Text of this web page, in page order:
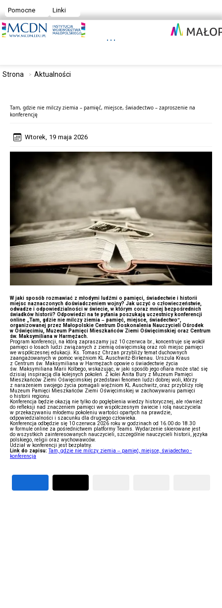
Pomocne Linki
Strona Aktualności
Tam, gdzie nie milczy ziemia – pamięć, miejsce, świadectwo – zaproszenie na
konferencję
Wtorek, 19 maja 2026
W jaki sposób rozmawiać z młodymi ludźmi o pamięci, świadectwie i historii
miejsc naznaczonych doświadczeniem wojny? Jak uczyć o człowieczeństwie,
odwadze i odpowiedzialności w świecie, w którym coraz mniej bezpośrednich
świadków historii? Odpowiedzi na te pytania poszukają uczestnicy konferencji
online „Tam, gdzie nie milczy ziemia – pamięć, miejsce, świadectwo”,
organizowanej przez Małopolskie Centrum Doskonalenia Nauczycieli Ośrodek
w Oświęcimiu, Muzeum Pamięci Mieszkańców Ziemi Oświęcimskiej oraz Centrum
św. Maksymiliana w Harmężach.
Program konferencji, na którą zapraszamy już 10 czerwca br., koncentruje się wokół
pamięci o losach ludzi związanych z ziemią oświęcimską oraz roli miejsc pamięci
we współczesnej edukacji. Ks. Tomasz Chrzan przybliży temat duchownych
zaangażowanych w pomoc więźniom KL Auschwitz-Birkenau. Urszula Kraus
z Centrum św. Maksymiliana w Harmężach opowie o świadectwie życia
św. Maksymiliana Marii Kolbego, wskazując, w jaki sposób jego ofiara może stać się
dzisiaj inspiracją dla kolejnych pokoleń. Z kolei Anita Bury z Muzeum Pamięci
Mieszkańców Ziemi Oświęcimskiej przedstawi fenomen ludzi dobrej woli, którzy
z narażeniem swojego życia pomagali więźniom KL Auschwitz, oraz przybliży rolę
Muzeum Pamięci Mieszkańców Ziemi Oświęcimskiej w zachowywaniu pamięci
o historii regionu.
Konferencja będzie okazją nie tylko do pogłębienia wiedzy historycznej, ale również
do refleksji nad znaczeniem pamięci we współczesnym świecie i rolą nauczyciela
w przekazywaniu młodemu pokoleniu wartości opartych na prawdzie,
odpowiedzialności i szacunku dla drugiego człowieka.
Konferencja odbędzie się 10 czerwca 2026 roku w godzinach od 16.00 do 18.30
w formule online za pośrednictwem platformy Teams. Wydarzenie skierowane jest
do wszystkich zainteresowanych nauczycieli, szczególnie nauczycieli historii, języka
polskiego, religii oraz wychowawców.
Udział w konferencji jest bezpłatny.
Link do zapisu:Tam, gdzie nie milczy ziemia – pamięć, miejsce, świadectwo -
konferencja